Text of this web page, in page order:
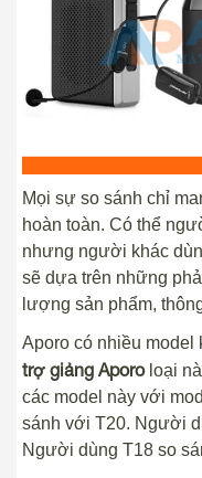
Mọi sự so sánh chỉ
hoàn toàn. Có thể
nhưng người khác
sẽ dựa trên những
lượng sản phẩm,
Aporo có nhiều model
trợ giảng Aporoloại
các model này với
sánh với T20. Người
Người dùng T18 so